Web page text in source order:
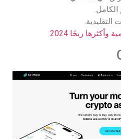
التقليدية.
وأكثرها ربحًا 2024